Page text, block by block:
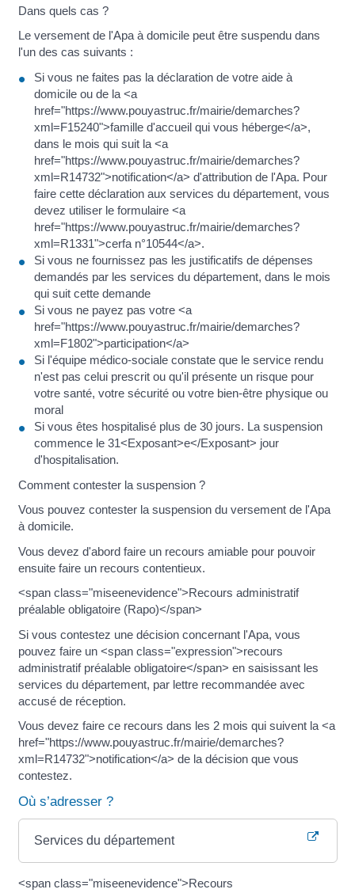
Dans quels cas ?
Le versement de l'Apa à domicile peut être suspendu dans
l'un des cas suivants :
Si vous ne faites pas la déclaration de votre aide à
domicile ou de la <a
href="https://www.pouyastruc.fr/mairie/demarches?
xml=F15240">famille d'accueil qui vous héberge</a>,
dans le mois qui suit la <a
href="https://www.pouyastruc.fr/mairie/demarches?
xml=R14732">notification</a> d'attribution de l'Apa. Pour
faire cette déclaration aux services du département, vous
devez utiliser le formulaire <a
href="https://www.pouyastruc.fr/mairie/demarches?
xml=R1331">cerfa n°10544</a>.
Si vous ne fournissez pas les justificatifs de dépenses
demandés par les services du département, dans le mois
qui suit cette demande
Si vous ne payez pas votre <a
href="https://www.pouyastruc.fr/mairie/demarches?
xml=F1802">participation</a>
Si l'équipe médico-sociale constate que le service rendu
n'est pas celui prescrit ou qu'il présente un risque pour
votre santé, votre sécurité ou votre bien-être physique ou
moral
Si vous êtes hospitalisé plus de 30 jours. La suspension
commence le 31<Exposant>e</Exposant> jour
d'hospitalisation.
Comment contester la suspension ?
Vous pouvez contester la suspension du versement de l'Apa
à domicile.
Vous devez d'abord faire un recours amiable pour pouvoir
ensuite faire un recours contentieux.
<span class="miseenevidence">Recours administratif
préalable obligatoire (Rapo)</span>
Si vous contestez une décision concernant l'Apa, vous
pouvez faire un <span class="expression">recours
administratif préalable obligatoire</span> en saisissant les
services du département, par lettre recommandée avec
accusé de réception.
Vous devez faire ce recours dans les 2 mois qui suivent la <a
href="https://www.pouyastruc.fr/mairie/demarches?
xml=R14732">notification</a> de la décision que vous
contestez.
Où s’adresser ?
Services du département
<span class="miseenevidence">Recours